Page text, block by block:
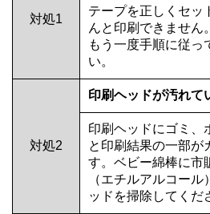
対処1
テープを正しくセッ
んと印刷できません
もう一度手順に従っ
い。
対処2
印刷ヘッドが汚れて
印刷ヘッドにゴミ、
と印刷結果の一部が
す。ベビー綿棒に市
（エチルアルコー
ッドを掃除してくだ